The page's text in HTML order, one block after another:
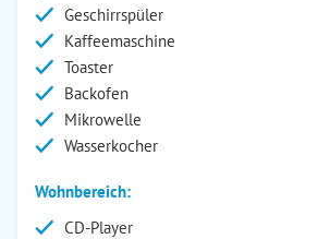
Geschirrspüler
Kaffeemaschine
Toaster
Backofen
Mikrowelle
Wasserkocher
Wohnbereich:
CD-Player